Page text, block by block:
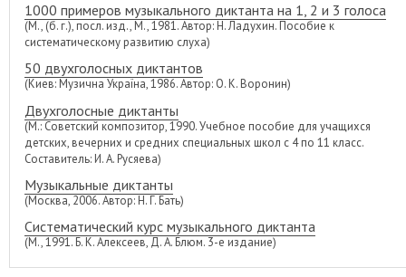
1000 примеров музыкального диктанта на 1, 2 и 3 голоса
(М., (б. г.), посл. изд., М., 1981. Автор: Н. Ладухин. Пособие к
систематическому развитию слуха)
50 двухголосных диктантов
(Киев: Музична Україна, 1986. Автор: О. К. Воронин)
Двухголосные диктанты
(М.: Советский композитор, 1990. Учебное пособие для учащихся
детских, вечерних и средних специальных школ с 4 по 11 класс.
Составитель: И. А. Русяева)
Музыкальные диктанты
(Москва, 2006. Автор: Н. Г. Бать)
Систематический курс музыкального диктанта
(М., 1991. Б. К. Алексеев, Д. А. Блюм. 3-е издание)